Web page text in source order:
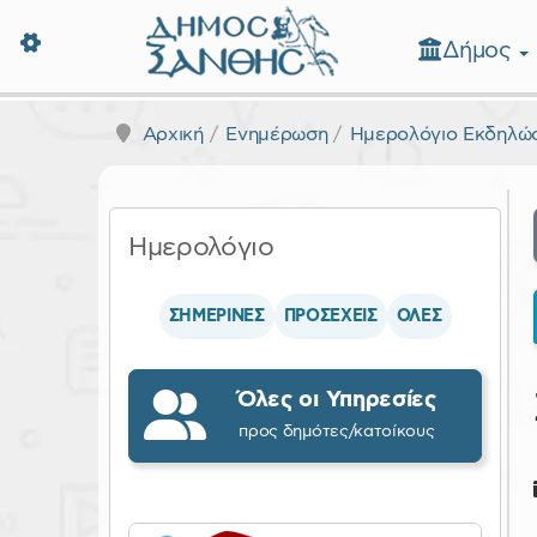
Δήμος Ξάνθης - Επίσημη
Δήμος
Αρχική Ενημέρωση Ημερολόγιο
Ημερολόγιο
ΣΗΜΕΡΙΝΕΣ ΠΡΟΣΕΧΕΙΣ ΟΛΕΣ
Όλες οι Υπηρεσίες
προς δημότες/κατοίκους